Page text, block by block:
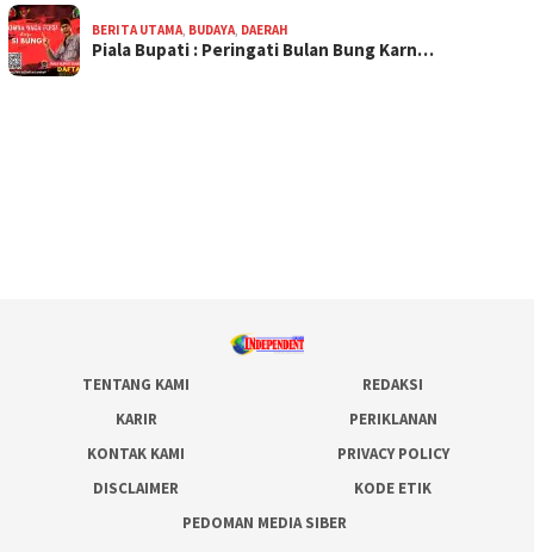
BERITA UTAMA BUDAYA DAERAH
Piala Bupati : Peringati Bulan Bung Karn…
TENTANG KAMI
REDAKSI
KARIR
PERIKLANAN
KONTAK KAMI
PRIVACY POLICY
DISCLAIMER
KODE ETIK
PEDOMAN MEDIA SIBER